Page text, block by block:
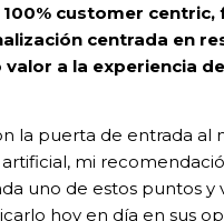
customer centric,
centrada en
a la experiencia
la puerta de entrada al
mi
uno de estos puntos y
hoy en día en sus